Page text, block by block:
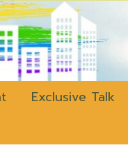
Exclusive Talk